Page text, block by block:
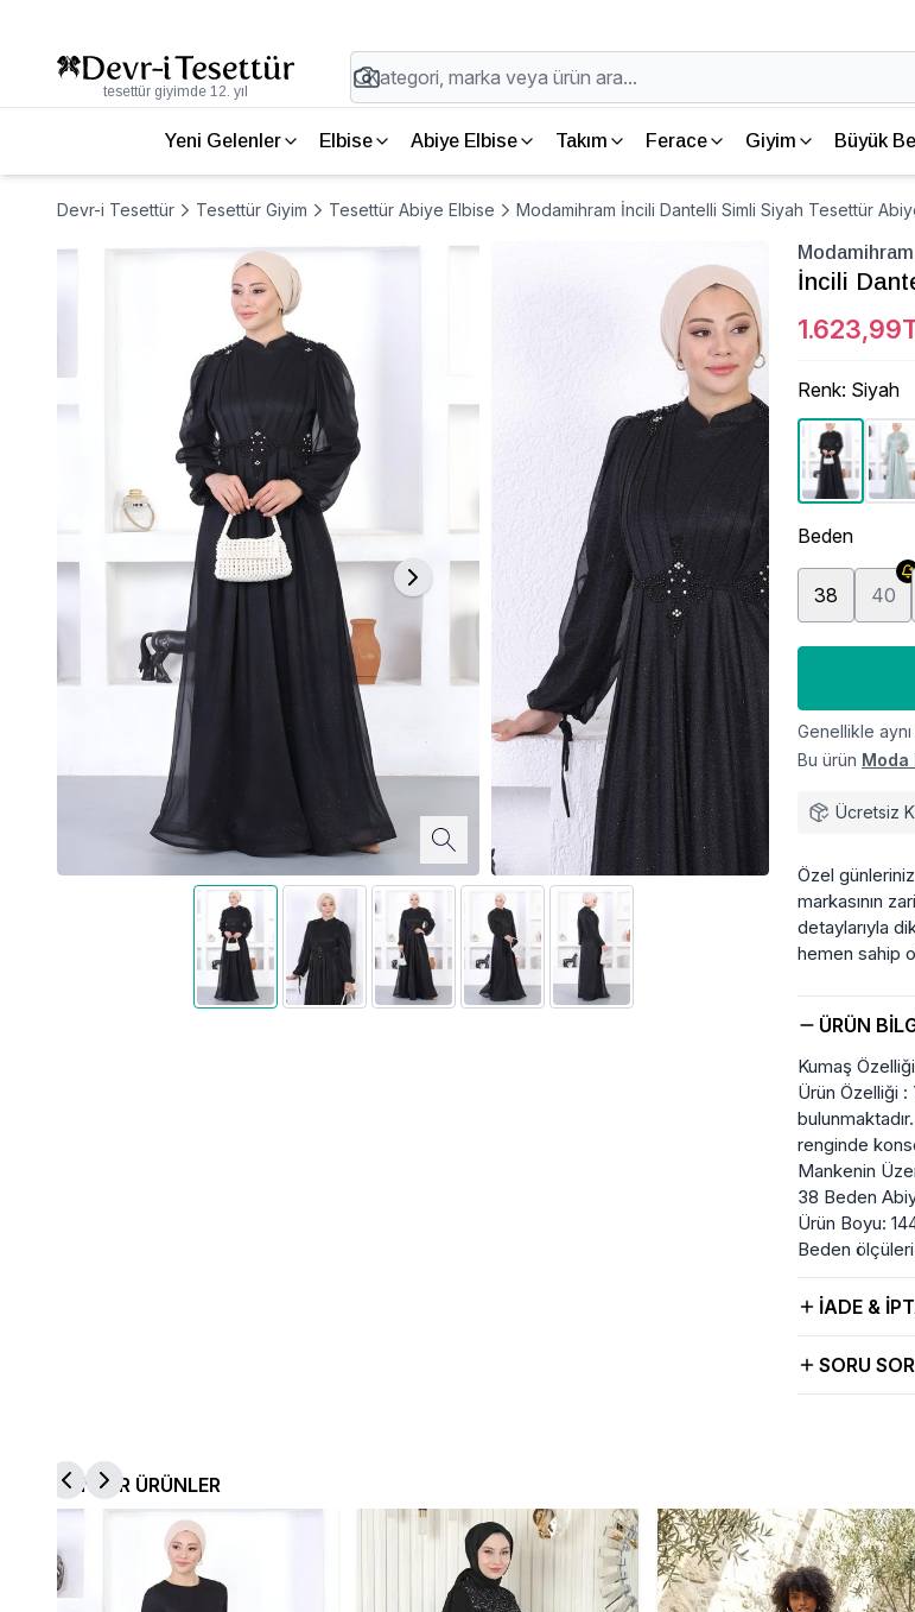
tesettür giyimde 12. yıl
Yeni Gelenler Elbise Abiye Elbise Takım Ferace Giyim Büyük
Devr-i Tesettür Tesettür Giyim Tesettür Abiye Elbise Modamihram İncili Dantelli Simli Siyah Tesettür
Modamihram
İncili
Renk: Siyah
Beden
38 40
Genellikle
Bu ürün Moda
Ücretsiz
Özel
markasının
detaylarıyla
hemen sahip
ÜRÜN
Kumaş
Ürün Özelliği :
renginde
Mankenin
38 Beden
Ürün Boyu:
Beden
İADE &
SORU SOR
BENZER ÜRÜNLER